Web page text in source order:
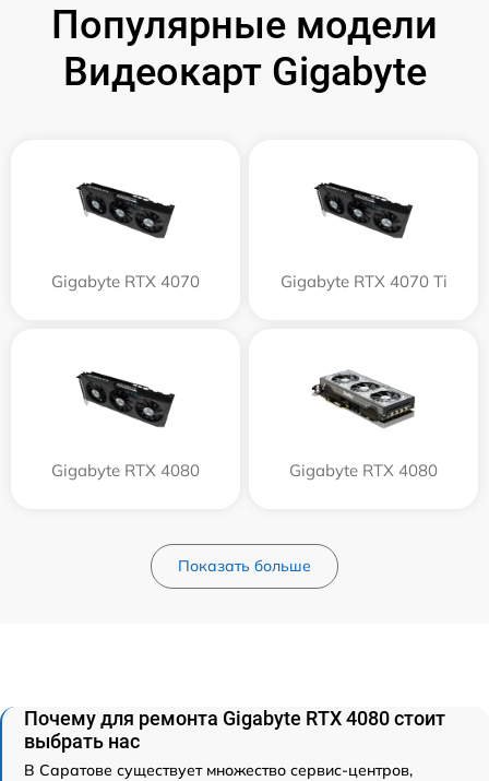
Популярные модели
Видеокарт Gigabyte
Gigabyte RTX 4070 Gigabyte RTX 4070 Ti
Gigabyte RTX 4080 Gigabyte RTX 4080
Показать больше
Почему для ремонта Gigabyte RTX 4080 стоит
выбрать нас
В Саратове существует множество сервис-центров,